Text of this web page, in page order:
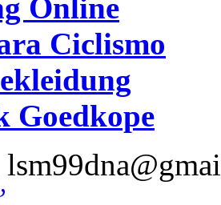
Online
Ciclismo
Goedkope